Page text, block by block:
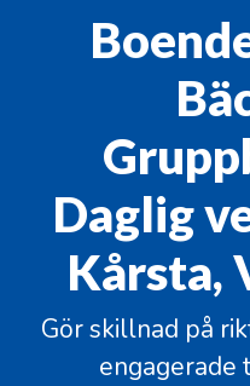
Daglig
Kårsta,
Gör skillnad på
engagerade